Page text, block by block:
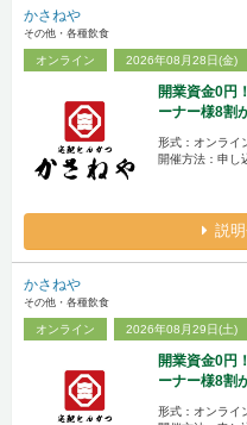
かさねや
その他・各種飲食
オンライン 2026年08月28日(金)
開業資金0円
ーナー様8割
形式：オンライ
開催方法：申し
説
かさねや
その他・各種飲食
オンライン 2026年08月29日(土)
開業資金0円
ーナー様8割
形式：オンライ